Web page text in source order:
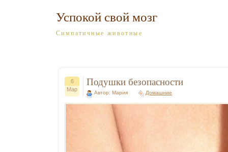
Успокой свой мозг
Симпатичные животные
6
Мар
Подушки безопасности
Автор: Мария Домашние